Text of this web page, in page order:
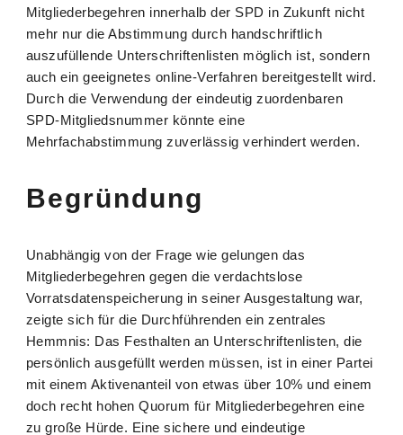
Mitgliederbegehren innerhalb der SPD in Zukunft nicht
mehr nur die Abstimmung durch handschriftlich
auszufüllende Unterschriftenlisten möglich ist, sondern
auch ein geeignetes online-Verfahren bereitgestellt wird.
Durch die Verwendung der eindeutig zuordenbaren
SPD-Mitgliedsnummer könnte eine
Mehrfachabstimmung zuverlässig verhindert werden.
Begründung
Unabhängig von der Frage wie gelungen das
Mitgliederbegehren gegen die verdachtslose
Vorratsdatenspeicherung in seiner Ausgestaltung war,
zeigte sich für die Durchführenden ein zentrales
Hemmnis: Das Festhalten an Unterschriftenlisten, die
persönlich ausgefüllt werden müssen, ist in einer Partei
mit einem Aktivenanteil von etwas über 10% und einem
doch recht hohen Quorum für Mitgliederbegehren eine
zu große Hürde. Eine sichere und eindeutige